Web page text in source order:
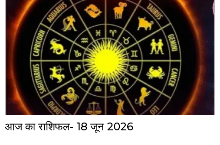
आज का राशिफल- 18 जून 2026